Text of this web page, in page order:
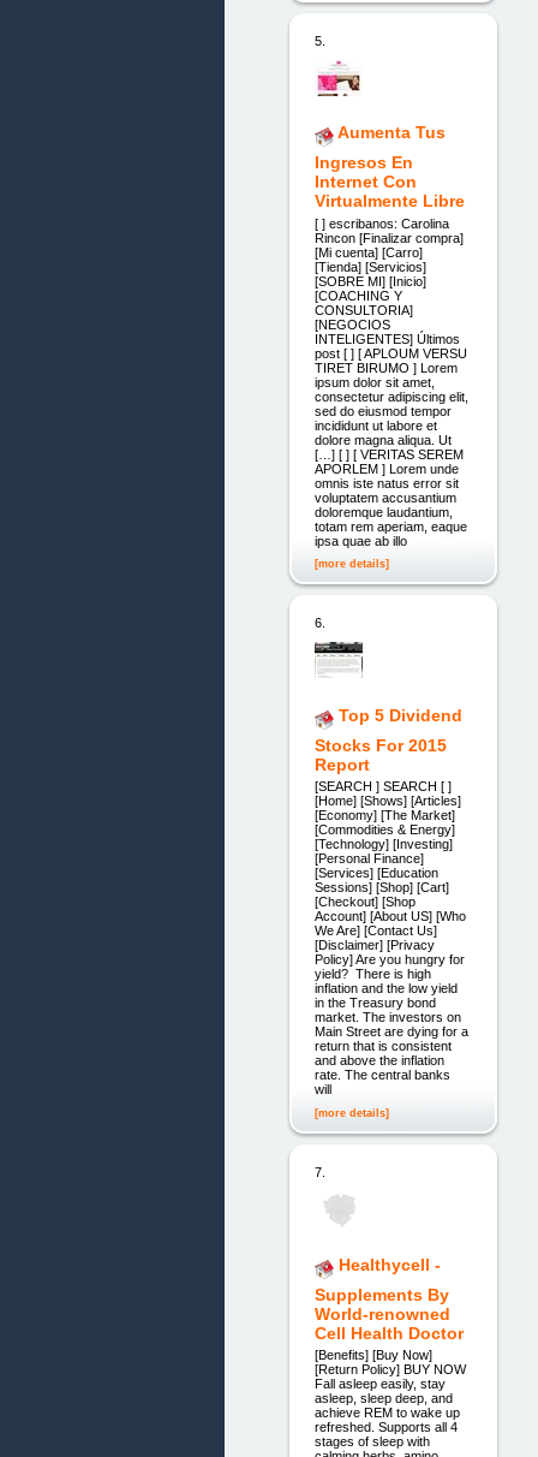
5.
Aumenta Tus
Ingresos En
Internet Con
Virtualmente Libre
[ ] escribanos: Carolina
Rincon [Finalizar compra]
[Mi cuenta] [Carro]
[Tienda] [Servicios]
[SOBRE MI] [Inicio]
[COACHING Y
CONSULTORIA]
[NEGOCIOS
INTELIGENTES] Últimos
post [ ] [ APLOUM VERSU
TIRET BIRUMO ] Lorem
ipsum dolor sit amet,
consectetur adipiscing elit,
sed do eiusmod tempor
incididunt ut labore et
dolore magna aliqua. Ut
[…] [ ] [ VERITAS SEREM
APORLEM ] Lorem unde
omnis iste natus error sit
voluptatem accusantium
doloremque laudantium,
totam rem aperiam, eaque
ipsa quae ab illo
[more details]
6.
Top 5 Dividend
Stocks For 2015
Report
[SEARCH ] SEARCH [ ]
[Home] [Shows] [Articles]
[Economy] [The Market]
[Commodities & Energy]
[Technology] [Investing]
[Personal Finance]
[Services] [Education
Sessions] [Shop] [Cart]
[Checkout] [Shop
Account] [About US] [Who
We Are] [Contact Us]
[Disclaimer] [Privacy
Policy] Are you hungry for
yield? There is high
inflation and the low yield
in the Treasury bond
market. The investors on
Main Street are dying for a
return that is consistent
and above the inflation
rate. The central banks
will
[more details]
7.
Healthycell -
Supplements By
World-renowned
Cell Health Doctor
[Benefits] [Buy Now]
[Return Policy] BUY NOW
Fall asleep easily, stay
asleep, sleep deep, and
achieve REM to wake up
refreshed. Supports all 4
stages of sleep with